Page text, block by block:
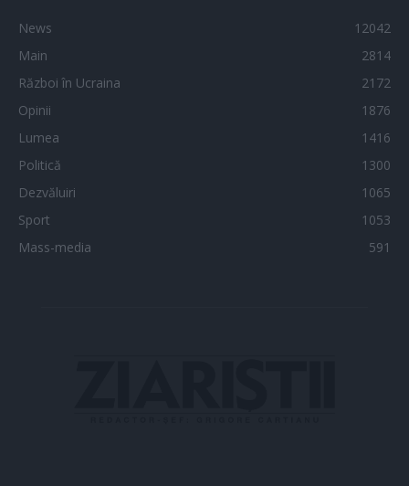
News
12042
Main
2814
Război în Ucraina
2172
Opinii
1876
Lumea
1416
Politică
1300
Dezvăluiri
1065
Sport
1053
Mass-media
591